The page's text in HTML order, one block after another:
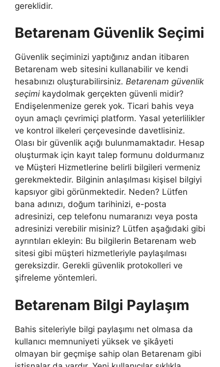
gereklidir.
Betarenam Güvenlik Seçimi
Güvenlik seçiminizi yaptığınız andan itibaren
Betarenam web sitesini kullanabilir ve kendi
hesabınızı oluşturabilirsiniz. Betarenam güvenlik
seçimi kaydolmak gerçekten güvenli midir?
Endişelenmenize gerek yok. Ticari bahis veya
oyun amaçlı çevrimiçi platform. Yasal yeterlilikler
ve kontrol ilkeleri çerçevesinde davetlisiniz.
Olası bir güvenlik açığı bulunmamaktadır. Hesap
oluşturmak için kayıt talep formunu doldurmanız
ve Müşteri Hizmetlerine belirli bilgileri vermeniz
gerekmektedir. Bilginin anlaşılması kişisel bilgiyi
kapsıyor gibi görünmektedir. Neden? Lütfen
bana adınızı, doğum tarihinizi, e-posta
adresinizi, cep telefonu numaranızı veya posta
adresinizi verebilir misiniz? Lütfen aşağıdaki gibi
ayrıntıları ekleyin: Bu bilgilerin Betarenam web
sitesi gibi müşteri hizmetleriyle paylaşılması
gereksizdir. Gerekli güvenlik protokolleri ve
şifreleme yöntemleri.
Betarenam Bilgi Paylaşım
Bahis siteleriyle bilgi paylaşımı net olmasa da
kullanıcı memnuniyeti yüksek ve şikâyeti
olmayan bir geçmişe sahip olan Betarenam gibi